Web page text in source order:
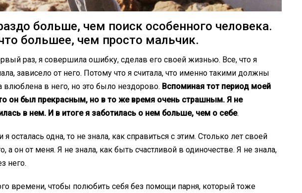
больше, чем поиск особенного человека.
большее, чем просто мальчик.
раз, я совершила ошибку, сделав его своей жизнью. Все, что я
зависело от него. Потому что я считала, что именно такими должны
в него, но это было нездорово. Вспоминая тот период моей
он был прекрасным, но в то же время очень страшным. Я не
в нем. И в итоге я заботилась о нем больше, чем о себе.
осталась одна, то не знала, как справиться с этим. Столько лет своей
а он от меня. Я не знала, как быть счастливой в одиночестве. Я не знала,
него.
времени, чтобы полюбить себя без помощи парня, который тоже